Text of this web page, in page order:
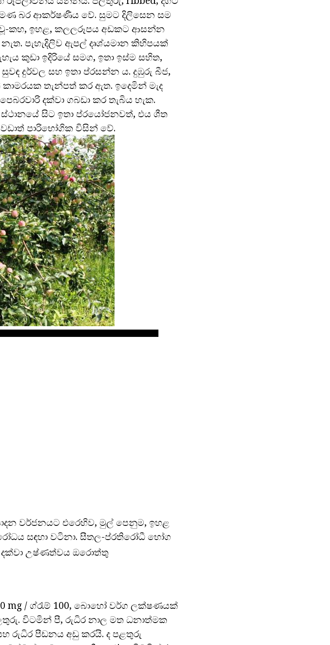
බර ආකර්ෂණීය වේ. සුමට දිලිසෙන සම
කහ, ඉහළ, කලලරූපය අඩකට ආසන්න
පැහැදිලිව ඇපල් දෘශ්යමාන කිහිපයක්
කුඩා ඉදිරියේ සමග, ඉතා ඉස්ම සහිත,
දුර්වල සහ ඉතා ප්රසන්න ය. දුඹුරු බීජ,
තැන්පත් කර ඇත. ඉදෙමින් මැද
දක්වා ගබඩා කර තැබිය හැක.
සිට ඉතා ප්රයෝජනවත්, එය ශීත
පාරිභෝගික විසින් වේ.
වර්ජනයට එරෙහිව, මුල් පෙනුම, ඉහළ
සඳහා වටිනා. සීතල-ප්රතිරෝධී භෝග
දක්වා උෂ්ණත්වය ඔරොත්තු
mg / ග්රෑම් 100, බොහෝ වර්ග ලක්ෂණයක්
විටමින් පී, රුධිර නාල මත ධනාත්මක
රුධිර පීඩනය අඩු කරයි. ද පළතුරු